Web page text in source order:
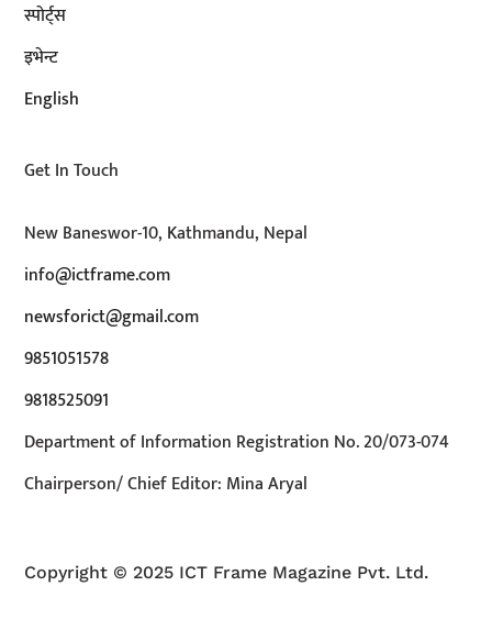
स्पोर्ट्स
इभेन्ट
English
Get In Touch
New Baneswor-10, Kathmandu, Nepal
info@ictframe.com
newsforict@gmail.com
9851051578
9818525091
Department of Information Registration No. 20/073-074
Chairperson/ Chief Editor: Mina Aryal
Copyright © 2025 ICT Frame Magazine Pvt. Ltd.